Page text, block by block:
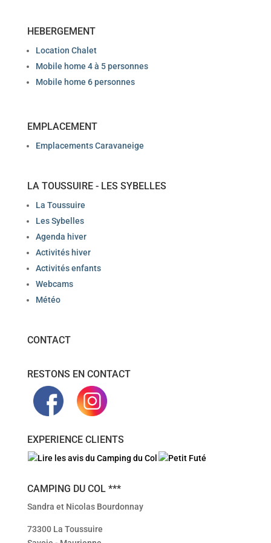
HEBERGEMENT
Location Chalet
Mobile home 4 à 5 personnes
Mobile home 6 personnes
EMPLACEMENT
Emplacements Caravaneige
LA TOUSSUIRE - LES SYBELLES
La Toussuire
Les Sybelles
Agenda hiver
Activités hiver
Activités enfants
Webcams
Météo
CONTACT
RESTONS EN CONTACT
EXPERIENCE CLIENTS
CAMPING DU COL ***
Sandra et Nicolas Bourdonnay
73300 La Toussuire